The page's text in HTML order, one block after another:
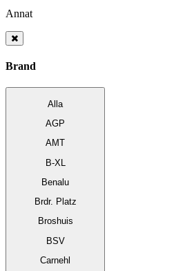
Annat
Brand
Alla
AGP
AMT
B-XL
Benalu
Brdr. Platz
Broshuis
BSV
Carnehl